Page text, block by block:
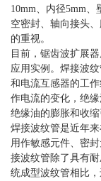
10mm、内径5mm
空密封、轴向接头
的重视。
目前，锯齿波扩展
应用实例。焊接波
和电流互感器的工
作电流的变化，绝
绝缘油的膨胀和收缩
焊接波纹管是近年
用作敏感元件、密
接波纹管除了具有
统成型波纹管相比